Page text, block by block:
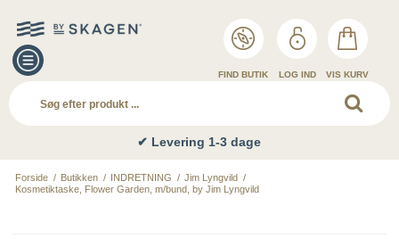
FIND BUTIK LOG IND VIS KURV
✔ Levering 1-3 dage
Forside / Butikken / INDRETNING / Jim Lyngvild /
Kosmetiktaske, Flower Garden, m/bund, by Jim Lyngvild